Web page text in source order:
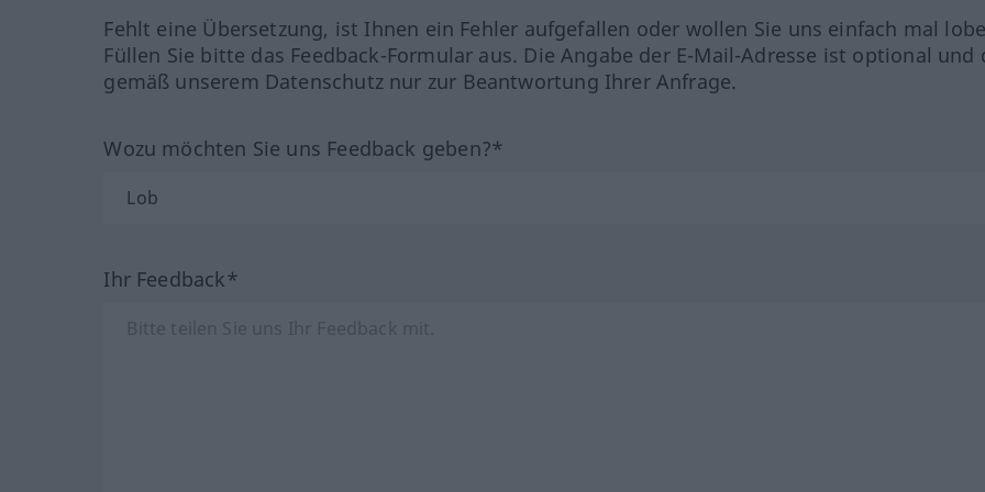
Fehlt eine Übersetzung, ist Ihnen ein Fehler aufgefallen oder wollen Sie uns einfach mal
Füllen Sie bitte das Feedback-Formular aus. Die Angabe der E-Mail-Adresse ist optional und
gemäß unserem Datenschutz nur zur Beantwortung Ihrer Anfrage.
Wozu möchten Sie uns Feedback geben?*
Ihr Feedback*